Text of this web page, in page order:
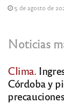
5 de agosto de
Noticias
Clima.
Córdoba y
precauciones